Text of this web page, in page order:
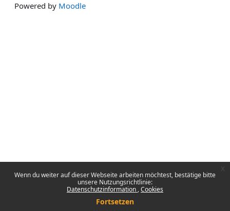
Wenn du weiter auf dieser Webseite arbeiten möchtest, bestätige bitte
unsere Nutzungsrichtlinie:
Datenschutzinformation Cookies
Fortsetzen
Powered by Moodle